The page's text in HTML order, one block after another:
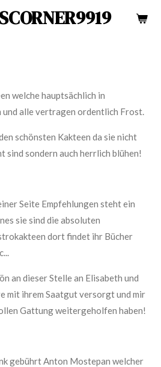
welche hauptsächlich in
alle vertragen ordentlich Frost.
schönsten Kakteen da sie nicht
sind sondern auch herrlich blühen!
Seite Empfehlungen steht ein
sie sind die absoluten
dort findet ihr Bücher
an dieser Stelle an Elisabeth und
mit ihrem Saatgut versorgt und mir
Gattung weitergeholfen haben!
gebührt Anton Mostepan welcher